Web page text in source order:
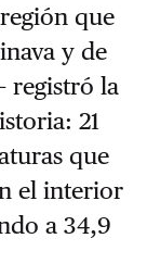
que
y de
registró la
21
que
el interior
a 34,9